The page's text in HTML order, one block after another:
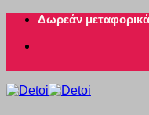
Μετάβαση
περιεχόμενο
Δωρεάν